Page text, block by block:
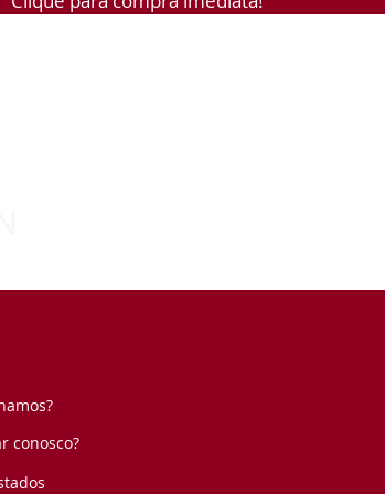
conosco?